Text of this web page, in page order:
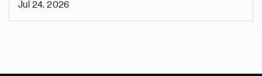
Jul 24, 2026